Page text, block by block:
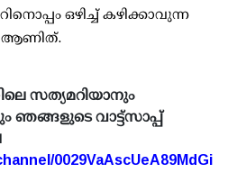
ഒഴിച്ച് കഴിക്കാവുന്ന
ആണിത്.
സത്യമറിയാനും
ഞങ്ങളുടെ വാട്ട്സാപ്പ്
0029VaAscUeA89MdGi